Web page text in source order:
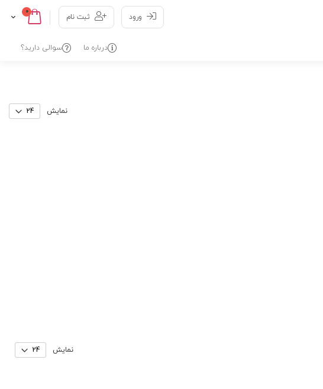
Cart0 عدد
Skip
to
ورود ثبت نام
سوالی دارید؟ درباره ما
نمایش
نمایش